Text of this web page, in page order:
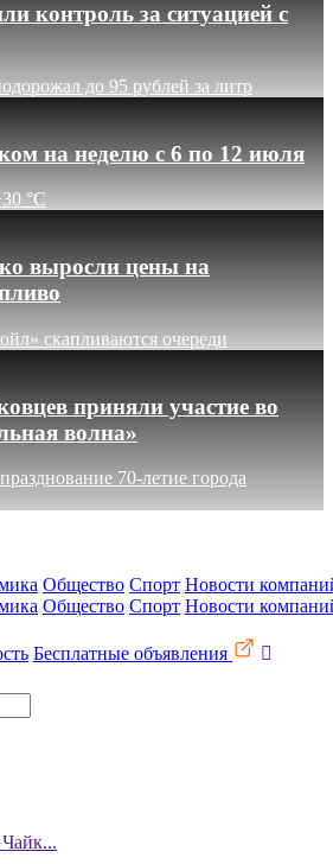
контроль за ситуацией с
до 95 рублей за литр
на неделю с 6 по 12 июля
°C
выросли цены на
скапливаются очереди
приняли участие во
волна»
70-летие города
Общество Спорт Новости
Общество Спорт Новости
Бесплатные объявления
Чайк...